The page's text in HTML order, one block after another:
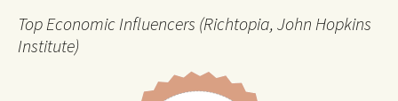
Top Economic Influencers (Richtopia, John Hopkins
Institute)